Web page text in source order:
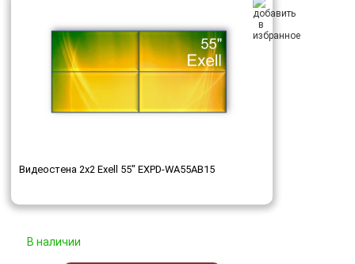
Видеостена 2x2 Exell 55" EXPD-WA55AB15
В наличии